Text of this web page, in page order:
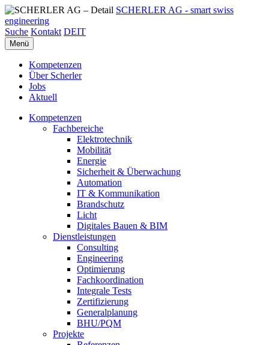
SCHERLER AG - smart swiss
engineering
Suche Kontakt DEIT
Menü
Kompetenzen
Über Scherler
Jobs
Aktuell
Kompetenzen
Fachbereiche
Elektrotechnik
Mobilität
Energie
Sicherheit & Überwachung
Automation
IT & Kommunikation
Brandschutz
Licht
Digitales Bauen & BIM
Dienstleistungen
Consulting
Engineering
Optimierung
Fachkoordination
Integrale Tests
Zertifizierung
Generalplanung
BHU/PQM
Projekte